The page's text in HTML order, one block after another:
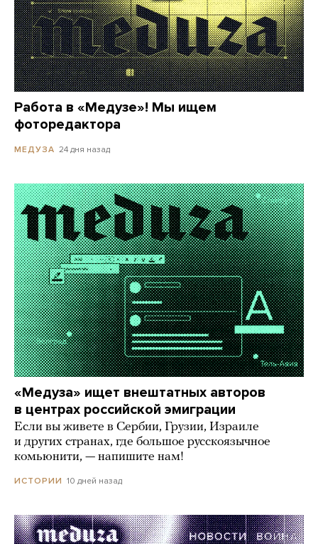
Работа в «Медузе»! Мы ищем
фоторедактора
МЕДУЗА 24 дня назад
«Медуза» ищет внештатных авторов
в центрах российской эмиграции
Если вы живете в Сербии, Грузии, Израиле
и других странах, где большое русскоязычное
комьюнити, — напишите нам!
ИСТОРИИ 10 дней назад